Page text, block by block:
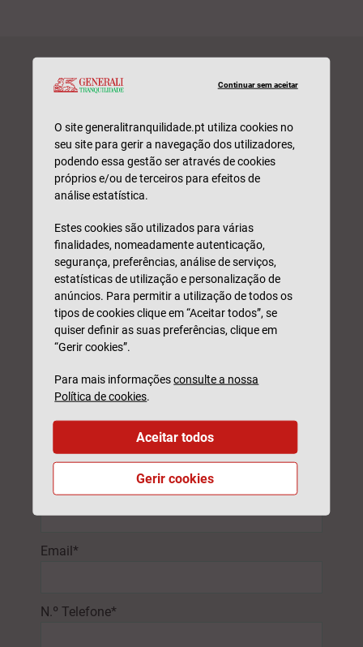
SEGURO
MULTIRRISCO
EMPRESAS
Peça uma simulação e seja
contactado(a) por um
profissional. Sem
compromisso.
Nome*
Email*
N.º Telefone*
Continuar sem aceitar
O site generalitranquilidade.pt utiliza cookies no
seu site para gerir a navegação dos utilizadores,
podendo essa gestão ser através de cookies
próprios e/ou de terceiros para efeitos de
análise estatística.
Estes cookies são utilizados para várias
finalidades, nomeadamente autenticação,
segurança, preferências, análise de serviços,
estatísticas de utilização e personalização de
anúncios. Para permitir a utilização de todos os
tipos de cookies clique em “Aceitar todos”, se
quiser definir as suas preferências, clique em
“Gerir cookies”.
Para mais informaçõesconsulte a nossa
Política de cookies.
Gerir cookies
Aceitar todos